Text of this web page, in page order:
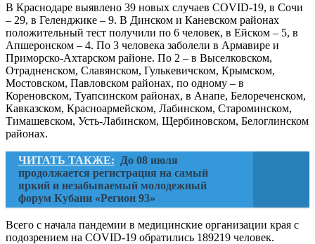
В Краснодаре выявлено 39 новых случаев COVID-19, в Сочи
– 29, в Геленджике – 9. В Динском и Каневском районах
положительный тест получили по 6 человек, в Ейском – 5, в
Апшеронском – 4. По 3 человека заболели в Армавире и
Приморско-Ахтарском районе. По 2 – в Выселковском,
Отрадненском, Славянском, Гулькевичском, Крымском,
Мостовском, Павловском районах, по одному – в
Кореновском, Туапсинском районах, в Анапе, Белореченском,
Кавказском, Красноармейском, Лабинском, Староминском,
Тимашевском, Усть-Лабинском, Щербиновском, Белоглинском
районах.
ЧИТАТЬ ТАКЖЕ:
До 08 июля
продолжается регистрация на самый
яркий и незабываемый молодежный
форум Кубани «Регион 93»
Всего с начала пандемии в медицинские организации края с
подозрением на COVID-19 обратились 189219 человек.